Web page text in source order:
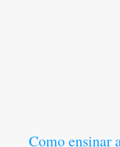
Como ensinar